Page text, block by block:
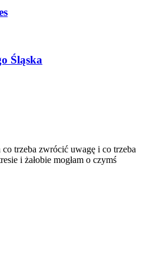
Śląska
trzeba zwrócić uwagę i co trzeba
i żałobie mogłam o czymś